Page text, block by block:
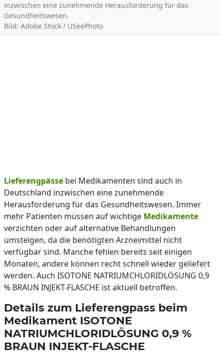
inzwischen eine zunehmende Herausforderung für das
Gesundheitswesen.
Bild: Adobe Stock / USeePhoto
Lieferengpässe bei Medikamenten sind auch in
Deutschland inzwischen eine zunehmende
Herausforderung für das Gesundheitswesen. Immer
mehr Patienten müssen auf wichtige Medikamente
verzichten oder auf alternative Behandlungen
umsteigen, da die benötigten Arzneimittel nicht
verfügbar sind. Manche fehlen bereits seit einigen
Monaten, andere können recht schnell wieder geliefert
werden. Auch ISOTONE NATRIUMCHLORIDLÖSUNG 0,9
% BRAUN INJEKT-FLASCHE ist aktuell betroffen.
Details zum Lieferengpass beim
Medikament ISOTONE
NATRIUMCHLORIDLÖSUNG 0,9 %
BRAUN INJEKT-FLASCHE